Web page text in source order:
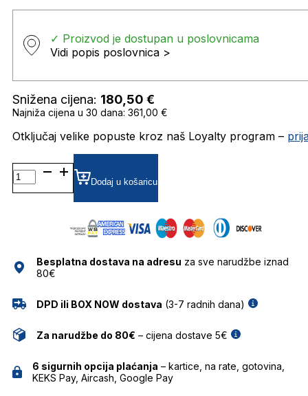
✓ Proizvod je dostupan u poslovnicama
Vidi popis poslovnica >
Snižena cijena: 180,50 €
Najniža cijena u 30 dana: 361,00 €
Otključaj velike popuste kroz naš Loyalty program –
WE0355 SUNČANE
NAOČALE
WEB
Dodaj u košaricu
Besplatna dostava na adresu za sve narudžbe iznad
80€
DPD ili BOX NOW dostava (3-7 radnih dana)
Za narudžbe do 80€ – cijena dostave 5€
6 sigurnih opcija plaćanja – kartice, na rate, gotovina,
KEKS Pay, Aircash, Google Pay